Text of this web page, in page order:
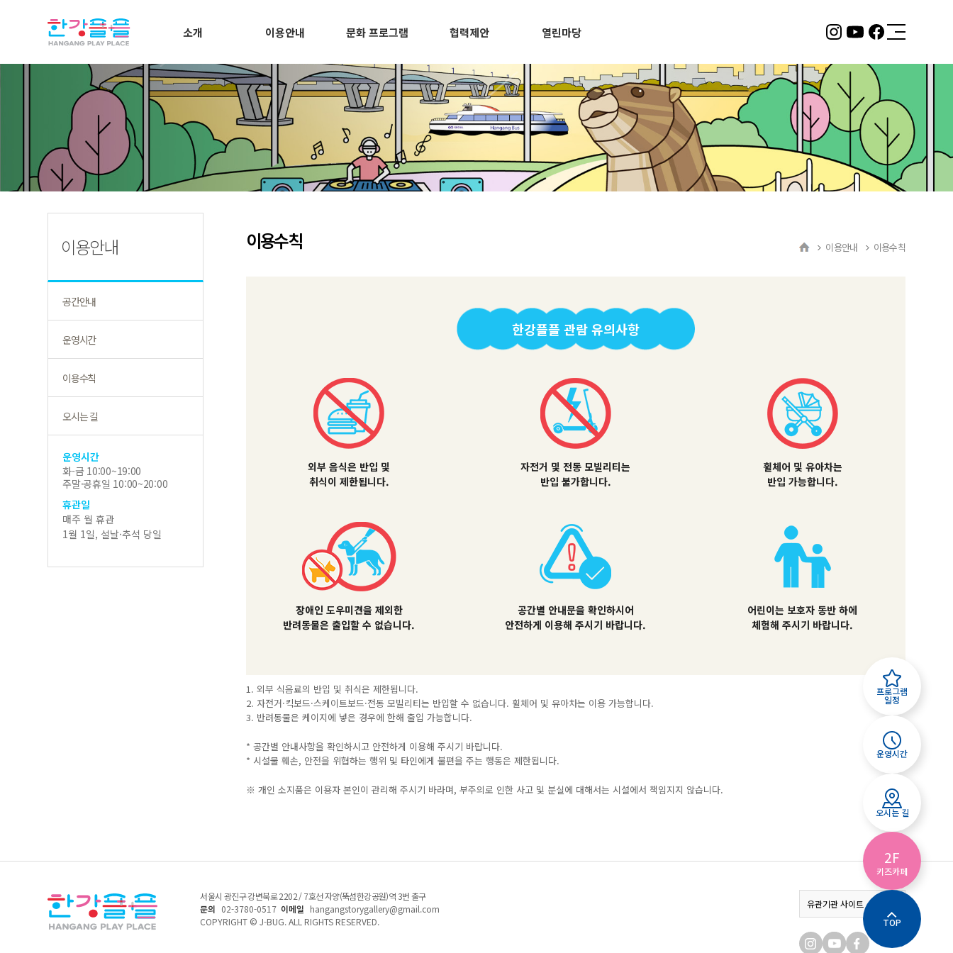
소개 이용안내 문화 프로그램 협력제안 열린마당
2층 서울형 키즈카페
뚝섬 자벌레점
바로 알아보기
프로그램
일정
운영시간
오시는 길
2F
키즈카페
TOP
이용안내
공간안내
운영시간
이용수칙
오시는 길
운영시간
화-금 10:00~19:00
주말·공휴일 10:00~20:00
휴관일
매주 월 휴관
1월 1일, 설날·추석 당일
이용안내 이용수칙
이용수칙
한강플플 관람 유의사항
외부 음식은 반입 및
취식이 제한됩니다.
자전거 및 전동 모빌리티는
반입 불가합니다.
휠체어 및 유아차는
반입 가능합니다.
장애인 도우미견을 제외한
반려동물은 출입할 수 없습니다.
공간별 안내문을 확인하시어
안전하게 이용해 주시기 바랍니다.
어린이는 보호자 동반 하에
체험해 주시기 바랍니다.
1. 외부 식음료의 반입 및 취식은 제한됩니다.
2. 자전거·킥보드·스케이트보드·전동 모빌리티는 반입할 수 없습니다. 휠체어 및 유아차는 이용 가능합니다.
3. 반려동물은 케이지에 넣은 경우에 한해 출입 가능합니다.
* 공간별 안내사항을 확인하시고 안전하게 이용해 주시기 바랍니다.
* 시설물 훼손, 안전을 위협하는 행위 및 타인에게 불편을 주는 행동은 제한됩니다.
※ 개인 소지품은 이용자 본인이 관리해 주시기 바라며, 부주의로 인한 사고 및 분실에 대해서는 시설에서 책임지지 않습니다.
서울시 광진구 강변북로 2202 / 7호선 자양(뚝섬한강공원)역 3번 출구
문의 02-3780-0517 이메일 hangangstorygallery@gmail.com
COPYRIGHT © J-BUG. ALL RIGHTS RESERVED.
유관기관 사이트
서울특별시
미래한강본부